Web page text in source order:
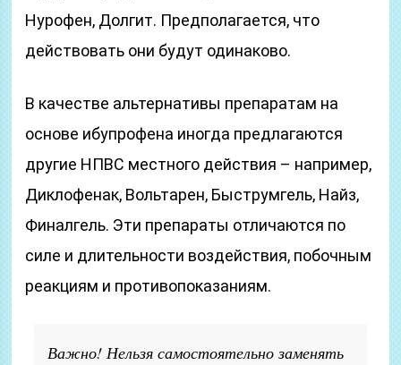
Нурофен, Долгит. Предполагается, что
действовать они будут одинаково.
В качестве альтернативы препаратам на
основе ибупрофена иногда предлагаются
другие НПВС местного действия – например,
Диклофенак, Вольтарен, Быструмгель, Найз,
Финалгель. Эти препараты отличаются по
силе и длительности воздействия, побочным
реакциям и противопоказаниям.
Важно! Нельзя самостоятельно заменять